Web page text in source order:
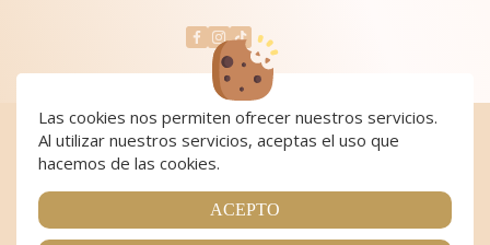
Las cookies nos permiten ofrecer nuestros servicios.
Al utilizar nuestros servicios, aceptas el uso que
hacemos de las cookies.
ACEPTO
Cookies| Cookies policy|Aviso Legal y Política de Privacidad
Condiciones de compra
Página realizada porWeb Las Palmas